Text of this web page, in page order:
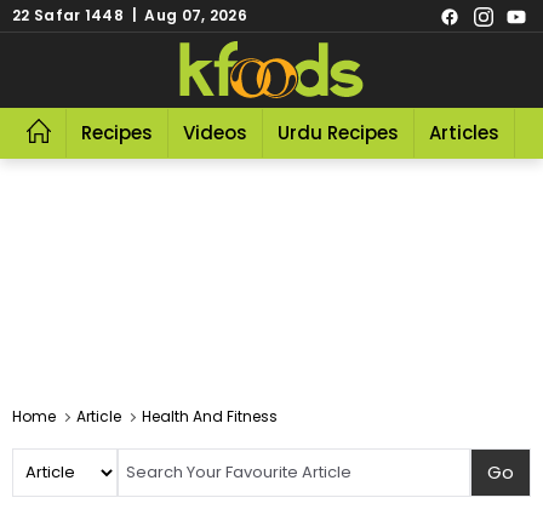
22 Safar 1448 | Aug 07, 2026
Recipes Videos Urdu Recipes Articles
Home Article Health And Fitness